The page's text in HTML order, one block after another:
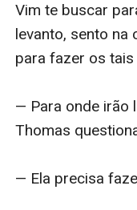
Vim te buscar
levanto, sento na
para fazer os tais
— Para onde irão
Thomas
— Ela precisa